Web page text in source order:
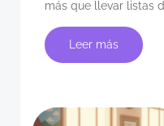
más que llevar listas
Leer más